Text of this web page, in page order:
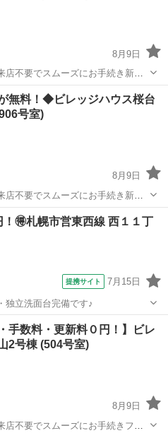
8月9日
不要でスムーズにお手続き新規
敷金・礼金・更新料・鍵交換手数
金をお預かりする場合がございま
アパート 徒歩
無料！◆ビレッジハウス桜台
号室)
8月9日
不要でスムーズにお手続き新規
敷金・礼金・更新料・鍵交換手数
金をお預かりする場合がございま
パート 徒歩
🉐札幌市営東西線 西１１丁
提携サイト 7月15日
立洗面台完備です♪
マンション
手数料・更新料０円！】ビレ
2号棟 (504号室)
8月9日
不要でスムーズにお手続きフリ